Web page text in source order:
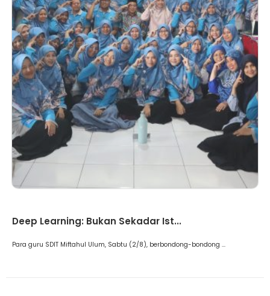
Deep Learning: Bukan Sekadar Ist...
Para guru SDIT Miftahul Ulum, Sabtu (2/8), berbondong-bondong ...